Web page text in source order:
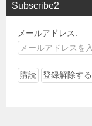
Subscribe2
メールアドレス: